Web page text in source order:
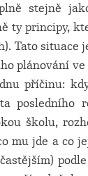
stejně
ty principy,
Tato situace
plánování
příčinu:
posledního
školu,
mu jde a co